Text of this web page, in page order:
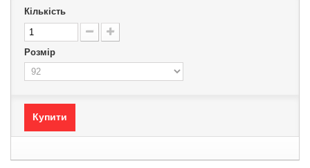
Кількість
Розмір
Купити